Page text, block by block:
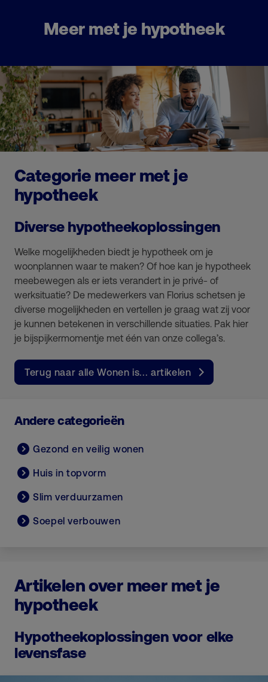
Meer met je hypotheek
Categorie meer met je
hypotheek
Diverse hypotheekoplossingen
Welke mogelijkheden biedt je hypotheek om je
woonplannen waar te maken? Of hoe kan je hypotheek
meebewegen als er iets verandert in je privé- of
werksituatie? De medewerkers van Florius schetsen je
diverse mogelijkheden en vertellen je graag wat zij voor
je kunnen betekenen in verschillende situaties. Pak hier
je bijspijkermomentje met één van onze collega’s.
Terug naar alle Wonen is... artikelen
Andere categorieën
Gezond en veilig wonen
Huis in topvorm
Slim verduurzamen
Soepel verbouwen
Artikelen over meer met je
hypotheek
Hypotheekoplossingen voor elke
levensfase